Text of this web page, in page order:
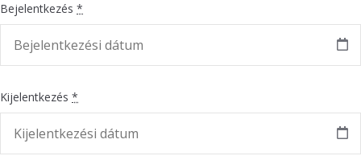
Bejelentkezés *
Kijelentkezés *